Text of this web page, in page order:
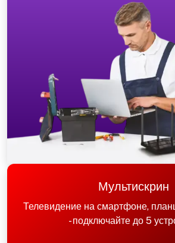
Мультискрин
Телевидение на смартфоне,
- подключайте до 5